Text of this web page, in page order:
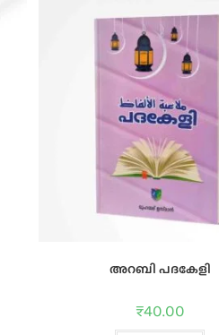
അറബി പദകേളി
₹40.00